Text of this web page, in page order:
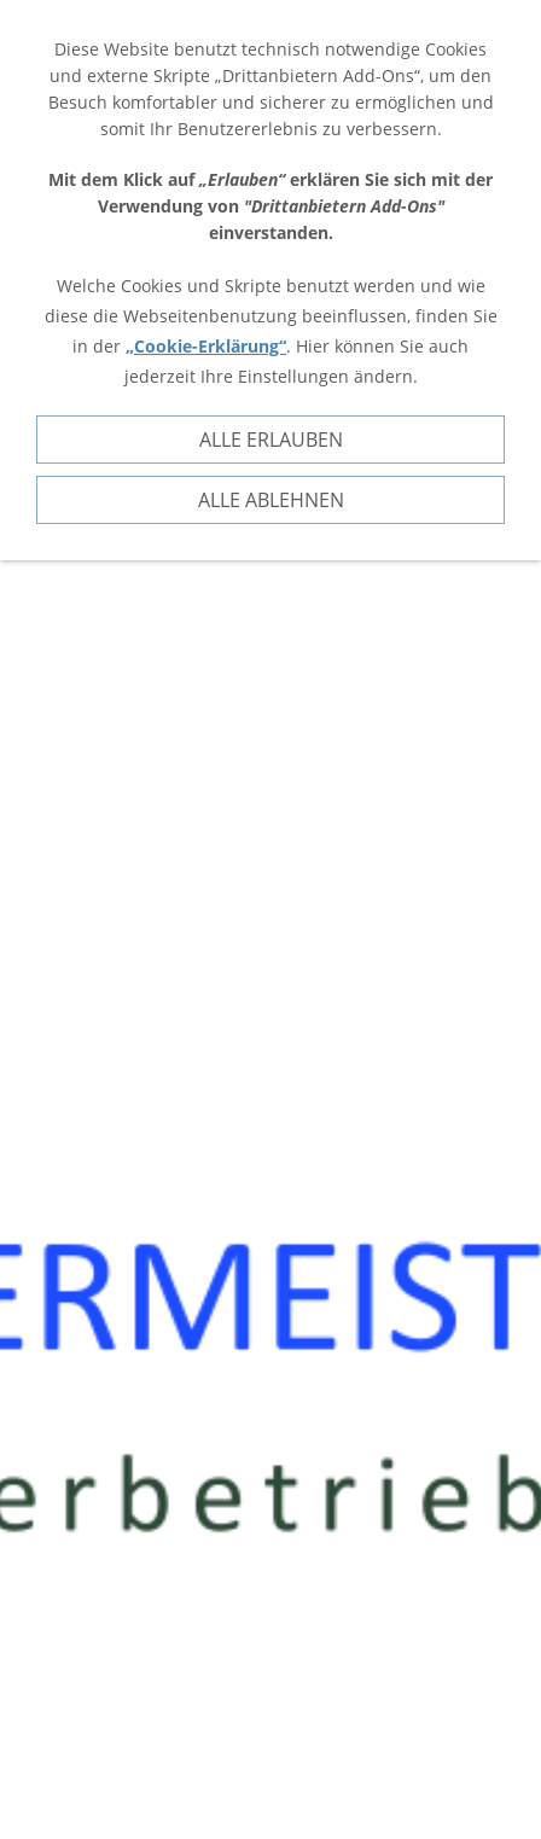
Diese Website benutzt technisch notwendige Cookies
und externe Skripte „Drittanbietern Add-Ons“, um den
Besuch komfortabler und sicherer zu ermöglichen und
somit Ihr Benutzererlebnis zu verbessern.
Mit dem Klick auf„Erlauben“erklären Sie sich mit der
Verwendung von "Drittanbietern Add-Ons"
einverstanden.
Welche Cookies und Skripte benutzt werden und wie
diese die Webseitenbenutzung beeinflussen, finden Sie
in der „Cookie-Erklärung“. Hier können Sie auch
jederzeit Ihre Einstellungen ändern.
ALLE ERLAUBEN
ALLE ABLEHNEN